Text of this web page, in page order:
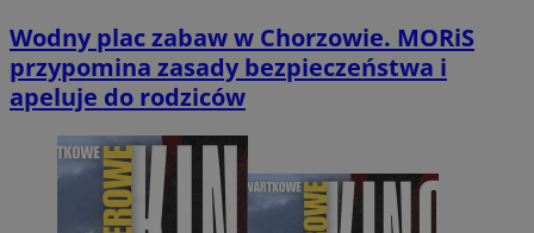
Wodny plac zabaw w Chorzowie. MORiS
przypomina zasady bezpieczeństwa i
apeluje do rodziców